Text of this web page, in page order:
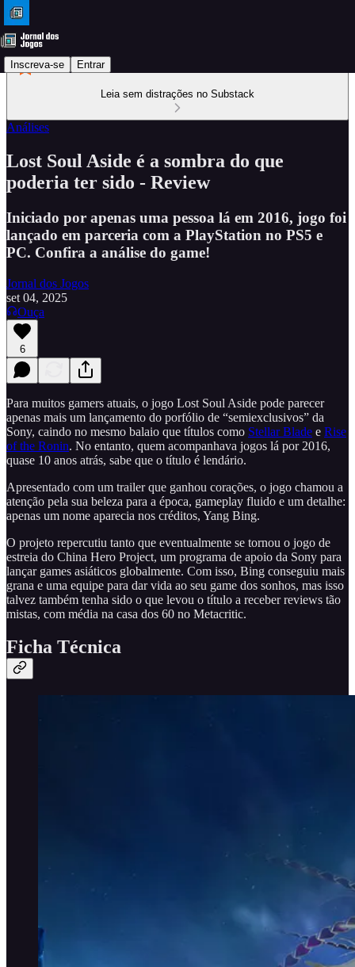
Inscreva-se Entrar
Leia sem distrações no Substack
Análises
Lost Soul Aside é a sombra do que
poderia ter sido - Review
Iniciado por apenas uma pessoa lá em 2016, jogo foi
lançado em parceria com a PlayStation no PS5 e
PC. Confira a análise do game!
Jornal dos Jogos
set 04, 2025
Ouça
6
Para muitos gamers atuais, o jogo Lost Soul Aside pode parecer
apenas mais um lançamento do porfólio de “semiexclusivos” da
Sony, caindo no mesmo balaio que títulos como Stellar Blade e Rise
of the Ronin. No entanto, quem acompanhava jogos lá por 2016,
quase 10 anos atrás, sabe que o título é lendário.
Apresentado com um trailer que ganhou corações, o jogo chamou a
atenção pela sua beleza para a época, gameplay fluido e um detalhe:
apenas um nome aparecia nos créditos, Yang Bing.
O projeto repercutiu tanto que eventualmente se tornou o jogo de
estreia do China Hero Project, um programa de apoio da Sony para
lançar games asiáticos globalmente. Com isso, Bing conseguiu mais
grana e uma equipe para dar vida ao seu game dos sonhos, mas isso
talvez também tenha sido o que levou o título a receber reviews tão
mistas, com média na casa dos 60 no Metacritic.
Ficha Técnica